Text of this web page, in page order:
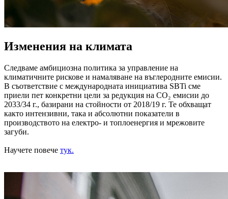
Изменения на климата
Следваме амбициозна политика за управление на
климатичните рискове и намаляване на въглеродните емисии.
В съответствие с международната инициатива SBTi сме
приели пет конкретни цели за редукция на CO₂ емисии до
2033/34 г., базирани на стойности от 2018/19 г. Те обхващат
както интензивни, така и абсолютни показатели в
производството на електро- и топлоенергия и мрежовите
загуби.
Научете повече тук.